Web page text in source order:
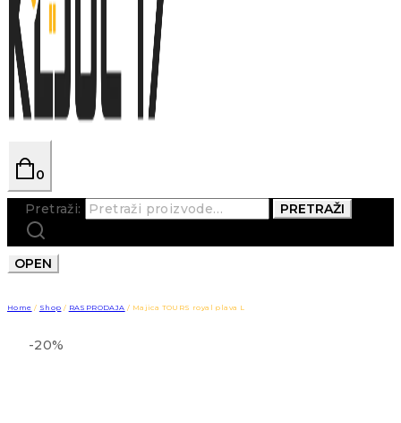
0
Pretraži: PRETRAŽI
OPEN
Home / Shop / RASPRODAJA / Majica TOURS royal plava L
-20%